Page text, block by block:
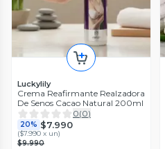
Luckylily
Crema Reafirmante Realzadora
De Senos Cacao Natural 200ml
0(0)
20% $7.990
($7.990 x un)
$9.990